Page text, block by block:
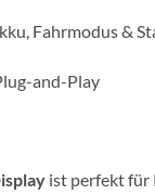
Fahrmodus &
and-Play
ist perfekt für